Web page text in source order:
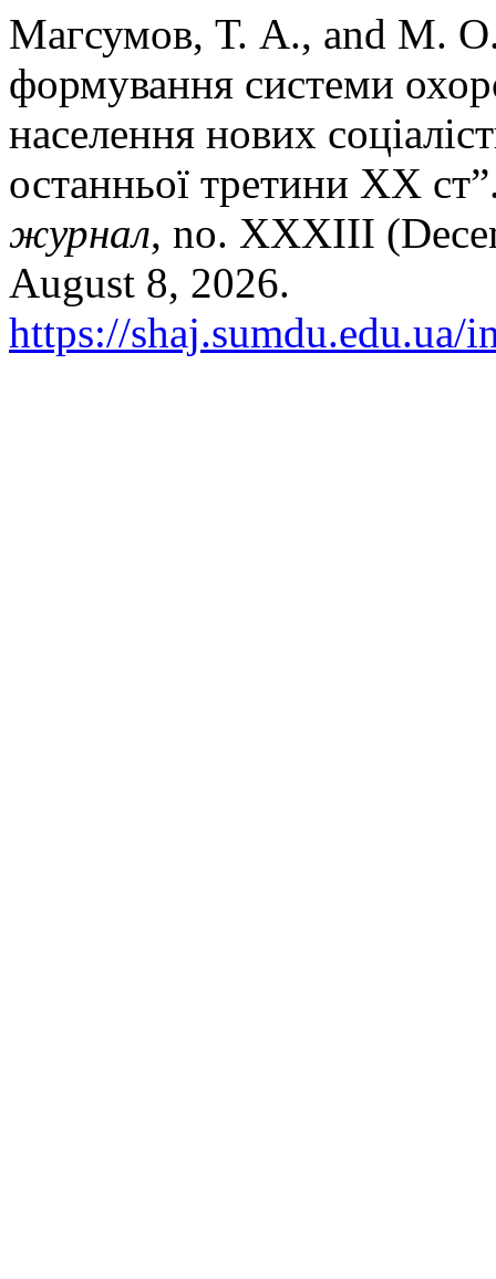
Магсумов, Т. А., and М. О.
формування системи
населення нових
останньої третини ХХ
журнал, no. XXXIII
August 8, 2026.
https://